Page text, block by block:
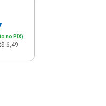
no PIX)
6,49